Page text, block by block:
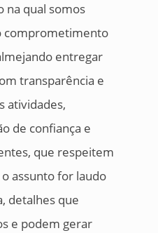
na qual somos
comprometimento
entregar
transparência e
atividades,
de confiança e
que respeitem
assunto for laudo
detalhes que
e podem gerar